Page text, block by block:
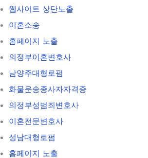
웹사이트 상단노출
이혼소송
홈페이지 노출
의정부이혼변호사
남양주대형로펌
화물운송종사자자격증
의정부성범죄변호사
이혼전문변호사
성남대형로펌
홈페이지 노출